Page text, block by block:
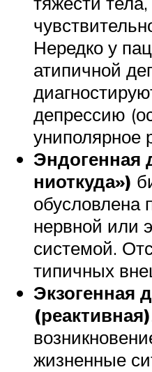
Нередко у
атипичной
депрессию
униполярное
Эндогенная
ниоткуда»)
обусловлена
нервной или
системой.
типичных
Экзогенная
(реактивная)
жизненные